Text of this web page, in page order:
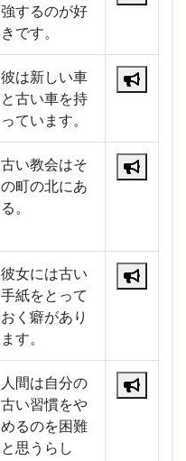
強するのが好
きです。
彼は新しい車
と古い車を持
っています。
古い教会はそ
の町の北にあ
る。
彼女には古い
手紙をとって
おく癖があり
ます。
人間は自分の
古い習慣をや
めるのを困難
と思うらし